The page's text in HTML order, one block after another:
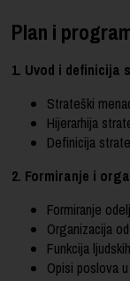
Plan i
1. Uvod i definicija
Strateški
Hijerarhija
Definicija
2. Formiranje i
Formiranje
Organizacija
Funkcija
Opisi poslova